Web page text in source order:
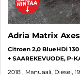
Adria Matrix
Citroen 2,0 BlueHDi
+ SAAREKEVUODE, P-
2018 , Manuaali, Diesel,